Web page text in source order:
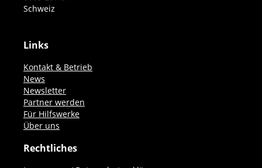
Schweiz
Links
Kontakt & Betrieb
News
Newsletter
Partner werden
Für Hilfswerke
Über uns
Rechtliches